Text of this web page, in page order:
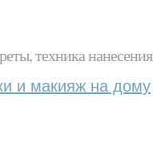
техника нанесения
и макияж на дому